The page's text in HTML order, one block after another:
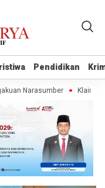
Pendidikan
Pendidikan
Narasumber Klaim